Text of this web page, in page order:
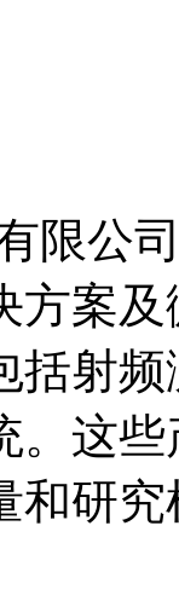
限公
方案
括射
。这
和研